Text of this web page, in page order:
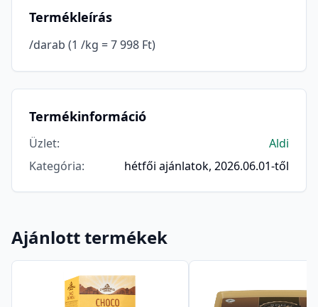
Termékleírás
/darab (1 /kg = 7 998 Ft)
Termékinformáció
Üzlet:
Aldi
Kategória: hétfői ajánlatok, 2026.06.01-től
Ajánlott termékek